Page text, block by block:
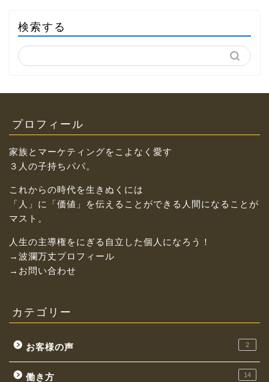
検索する
プロフィール
家族とマーケティングをこよなく愛す
３人の子持ちパパ。
これからの時代を生きぬくには
「人」に「価値」を伝えることができる人間になることが
マスト。
人生の主導権をにぎる自立した個人になろう！
→波瀾万丈プロフィール
→お問い合わせ
カテゴリー
お客様の声 2
働き方 14